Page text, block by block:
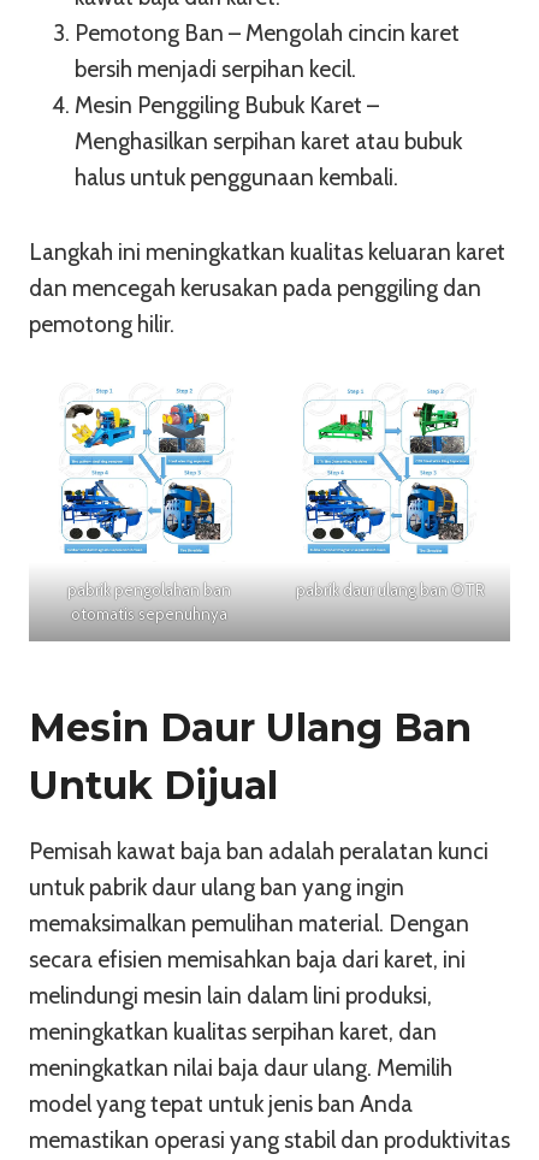
Pemotong Ban – Mengolah cincin karet
bersih menjadi serpihan kecil.
Mesin Penggiling Bubuk Karet –
Menghasilkan serpihan karet atau bubuk
halus untuk penggunaan kembali.
Langkah ini meningkatkan kualitas keluaran karet
dan mencegah kerusakan pada penggiling dan
pemotong hilir.
pabrik pengolahan ban
otomatis sepenuhnya
pabrik daur ulang ban OTR
Mesin Daur Ulang Ban
Untuk Dijual
Pemisah kawat baja ban adalah peralatan kunci
untuk pabrik daur ulang ban yang ingin
memaksimalkan pemulihan material. Dengan
secara efisien memisahkan baja dari karet, ini
melindungi mesin lain dalam lini produksi,
meningkatkan kualitas serpihan karet, dan
meningkatkan nilai baja daur ulang. Memilih
model yang tepat untuk jenis ban Anda
memastikan operasi yang stabil dan produktivitas